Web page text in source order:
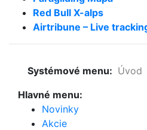
Red Bull X-alps
Airtribune – Live
Systémové menu: Úvod
Hlavné menu:
Novinky
Akcie